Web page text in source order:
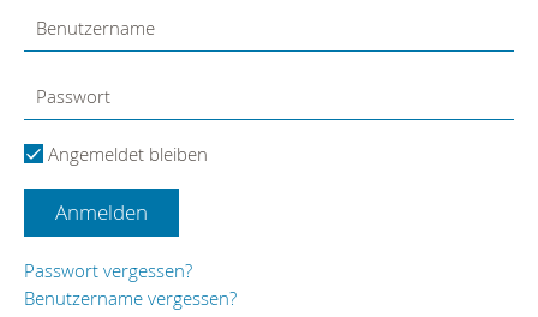
Angemeldet bleiben
Anmelden
Passwort vergessen?
Benutzername vergessen?